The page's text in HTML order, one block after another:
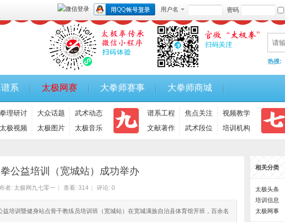
用户名 密码
热搜:
系 太极网赛 大拳师赛事 大拳师商城
理研讨 大众话题
武术动态
极视频
太极图片 太极音乐
谱系工程 焦点关注
视频教学
文献著作
武术段位 培训机构
公益培训（宽城站）成功举办
者: 太极网九七零一 查看: 314 评论: 0
训暨健身站点骨干教练员培训班（宽城站）在宽城满族自治县体育馆开班，百余名
相关分类
太极头条
培训信息
太极网事